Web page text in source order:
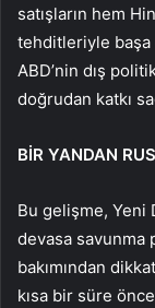
satışların hem
tehditleriyle başa
ABD’nin dış
doğrudan katkı
BİR YANDAN
Bu gelişme, Yeni
devasa
bakımından
kısa bir süre önce